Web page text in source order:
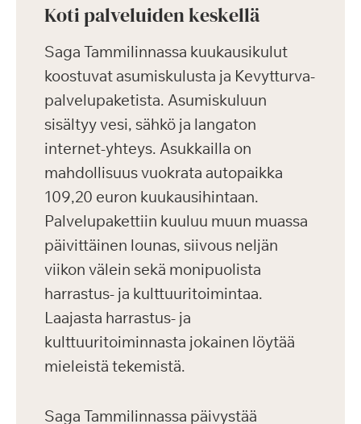
Koti palveluiden keskellä
Saga Tammilinnassa kuukausikulut
koostuvat asumiskulusta ja Kevytturva-
palvelupaketista. Asumiskuluun
sisältyy vesi, sähkö ja langaton
internet-yhteys. Asukkailla on
mahdollisuus vuokrata autopaikka
109,20 euron kuukausihintaan.
Palvelupakettiin kuuluu muun muassa
päivittäinen lounas, siivous neljän
viikon välein sekä monipuolista
harrastus- ja kulttuuritoimintaa.
Laajasta harrastus- ja
kulttuuritoiminnasta jokainen löytää
mieleistä tekemistä.
Saga Tammilinnassa päivystää